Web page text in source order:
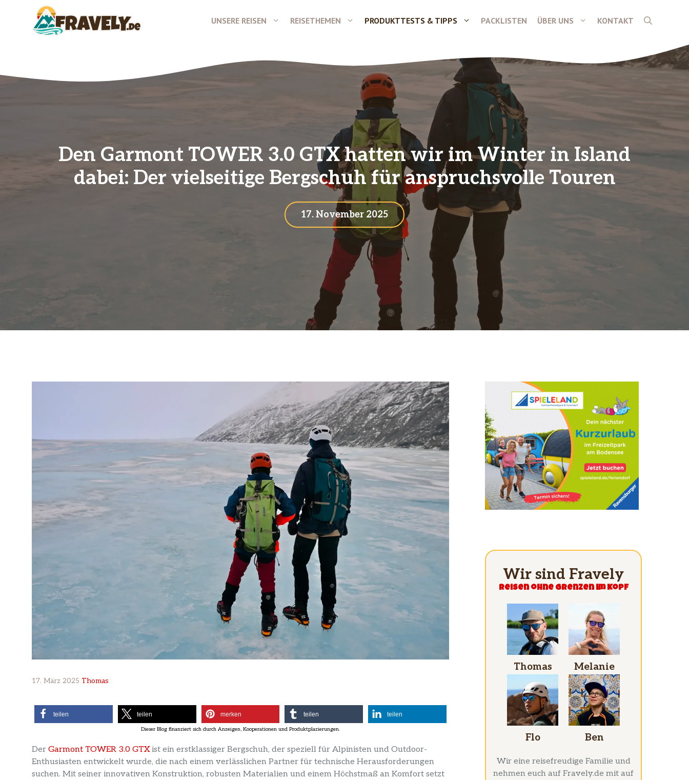
UNSERE REISEN REISETHEMEN PRODUKTTESTS & TIPPS PACKLISTEN ÜBER UNS KONTAKT
Den Garmont TOWER 3.0 GTX hatten wir im Winter in Island
dabei: Der vielseitige Bergschuh für anspruchsvolle Touren
17. November 2025
17. März 2025 Thomas
teilen teilen merken teilen teilen
Der Garmont TOWER 3.0 GTXist ein erstklassiger Bergschuh, der speziell für Alpinisten und Outdoor-
Enthusiasten entwickelt wurde, die nach einem verlässlichen Partner für technische Herausforderungen
suchen. Mit seiner innovativen Konstruktion, robusten Materialien und einem Höchstmaß an Komfort setzt
Wir sind Fravely
Reisen ohne grenzen im Kopf
Thomas Melanie
Flo Ben
Wir eine reisefreudige Familie und
nehmen euch auf Fravely.de mit auf